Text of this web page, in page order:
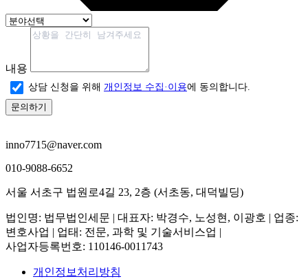
내용
상담 신청을 위해 개인정보 수집·이용에 동의합니다.
문의하기
inno7715@naver.com
010-9088-6652
서울 서초구 법원로4길 23, 2층 (서초동, 대덕빌딩)
법인명: 법무법인세문 | 대표자: 박경수, 노성현, 이광호 | 업종:
변호사업 | 업태: 전문, 과학 및 기술서비스업 |
사업자등록번호: 110146-0011743
개인정보처리방침